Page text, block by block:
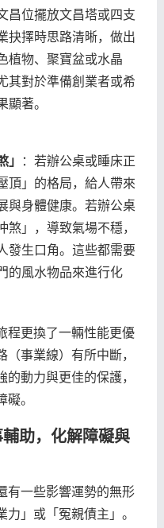
昌位擺放文昌塔或四支
抉擇時思路清晰，做出
植物、聚寶盆或水晶
其對於準備創業者或希
顯著。
」
：若辦公桌或睡床正
頂」的格局，給人帶來
與身體健康。若辦公桌
煞」，導致氣場不穩，
發生口角。這些都需要
的風水物品來進行化
程更換了一輛性能更優
事業線）有所中斷，
動力與更佳的保護，
。
助，化解障礙與
有一些影響運勢的無形
」或「冤親債主」。